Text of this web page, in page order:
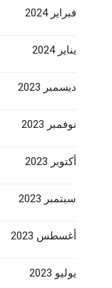
فبراير 2024
يناير 2024
ديسمبر 2023
نوفمبر 2023
أكتوبر 2023
سبتمبر 2023
أغسطس 2023
يوليو 2023